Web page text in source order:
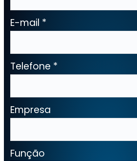
E-mail *
Telefone *
Empresa
Função